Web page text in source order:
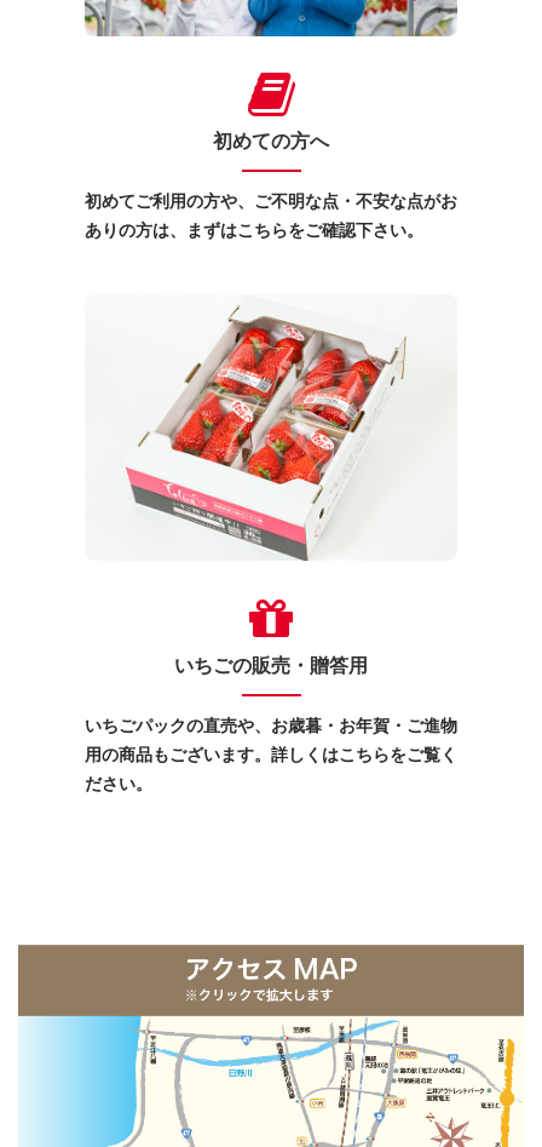
初めての方へ
初めてご利用の方や、ご不明な点・不安な点がお
ありの方は、まずはこちらをご確認下さい。
いちごの販売・贈答用
いちごパックの直売や、お歳暮・お年賀・ご進物
用の商品もございます。詳しくはこちらをご覧く
ださい。